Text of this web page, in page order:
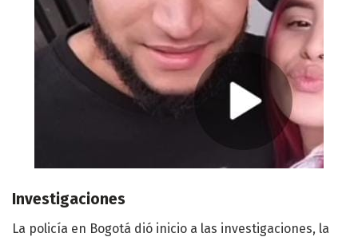
Investigaciones
La policía en Bogotá dió inicio a las investigaciones, la